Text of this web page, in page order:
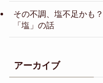
その不調、塩不足かも
「塩」の話
アーカイブ